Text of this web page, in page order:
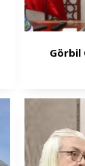
Görbil